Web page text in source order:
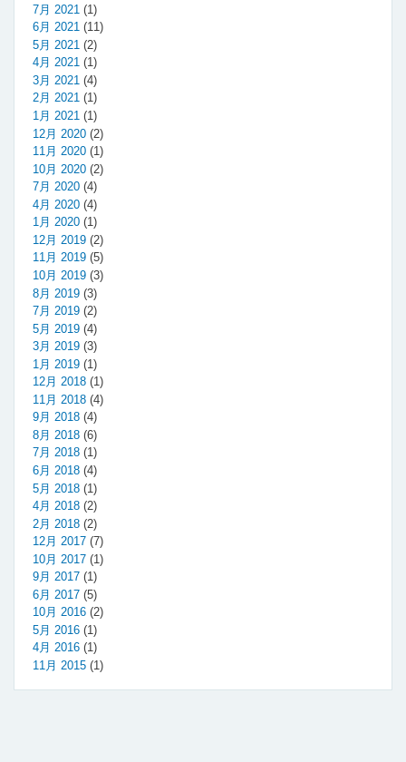
7月 2021 (1)
6月 2021 (11)
5月 2021 (2)
4月 2021 (1)
3月 2021 (4)
2月 2021 (1)
1月 2021 (1)
12月 2020 (2)
11月 2020 (1)
10月 2020 (2)
7月 2020 (4)
4月 2020 (4)
1月 2020 (1)
12月 2019 (2)
11月 2019 (5)
10月 2019 (3)
8月 2019 (3)
7月 2019 (2)
5月 2019 (4)
3月 2019 (3)
1月 2019 (1)
12月 2018 (1)
11月 2018 (4)
9月 2018 (4)
8月 2018 (6)
7月 2018 (1)
6月 2018 (4)
5月 2018 (1)
4月 2018 (2)
2月 2018 (2)
12月 2017 (7)
10月 2017 (1)
9月 2017 (1)
6月 2017 (5)
10月 2016 (2)
5月 2016 (1)
4月 2016 (1)
11月 2015 (1)